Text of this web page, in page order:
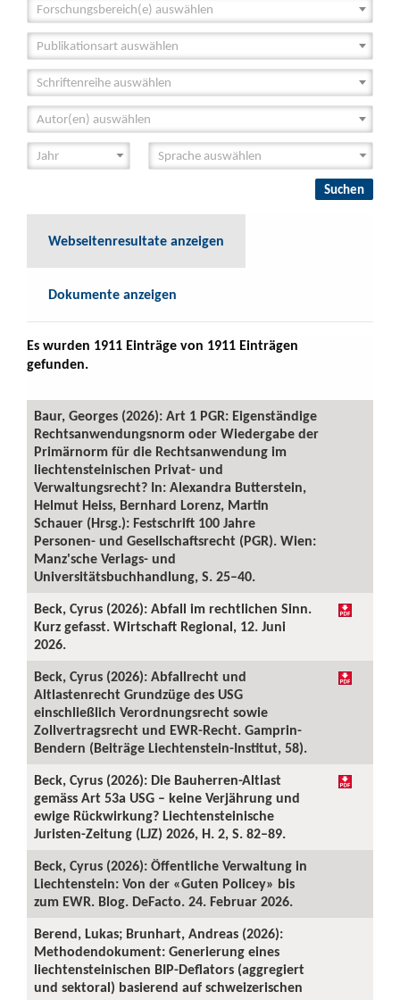
Forschungsbereich(e) auswählen
Publikationsart auswählen
Schriftenreihe auswählen
Autor(en) auswählen
Webseitenresultate anzeigen
Dokumente anzeigen
Es wurden 1911 Einträge von 1911 Einträgen
gefunden.
Baur, Georges (2026): Art 1 PGR: Eigenständige
Rechtsanwendungsnorm oder Wiedergabe der
Primärnorm für die Rechtsanwendung im
liechtensteinischen Privat- und
Verwaltungsrecht? In: Alexandra Butterstein,
Helmut Heiss, Bernhard Lorenz, Martin
Schauer (Hrsg.): Festschrift 100 Jahre
Personen- und Gesellschaftsrecht (PGR). Wien:
Manz'sche Verlags- und
Universitätsbuchhandlung, S. 25–40.
Beck, Cyrus (2026): Abfall im rechtlichen Sinn.
Kurz gefasst. Wirtschaft Regional, 12. Juni
2026.
Beck, Cyrus (2026): Abfallrecht und
Altlastenrecht Grundzüge des USG
einschließlich Verordnungsrecht sowie
Zollvertragsrecht und EWR-Recht. Gamprin-
Bendern (Beiträge Liechtenstein-Institut, 58).
Beck, Cyrus (2026): Die Bauherren-Altlast
gemäss Art 53a USG – keine Verjährung und
ewige Rückwirkung? Liechtensteinische
Juristen-Zeitung (LJZ) 2026, H. 2, S. 82–89.
Beck, Cyrus (2026): Öffentliche Verwaltung in
Liechtenstein: Von der «Guten Policey» bis
zum EWR. Blog. DeFacto. 24. Februar 2026.
Berend, Lukas; Brunhart, Andreas (2026):
Methodendokument: Generierung eines
liechtensteinischen BIP-Deflators (aggregiert
und sektoral) basierend auf schweizerischen